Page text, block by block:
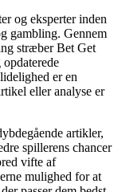
og eksperter inden
gambling. Gennem
stræber Bet Get
er en
eller analyse er
artikler,
spillerens chancer
vifte af
mulighed for at